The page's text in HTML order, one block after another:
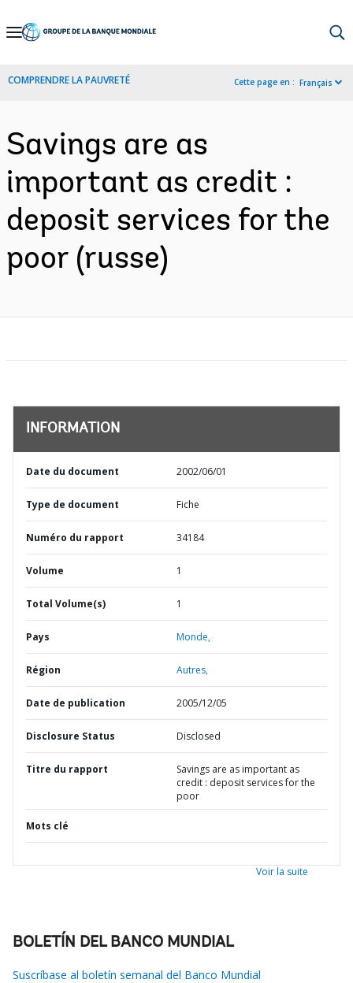
Skip
Navigation
COMPRENDRE LA PAUVRETÉ Cette page en : Français
Savings are as
important as credit :
deposit services for the
poor (russe)
INFORMATION
Date du document 2002/06/01
Type de document Fiche
Numéro du rapport 34184
Volume 1
Total Volume(s) 1
Pays Monde,
Région Autres,
Date de publication 2005/12/05
Disclosure Status Disclosed
Titre du rapport
Savings are as important as
credit : deposit services for the
poor
Mots clé
Voir la suite
BOLETÍN DEL BANCO MUNDIAL
Suscríbase al boletín semanal del Banco Mundial